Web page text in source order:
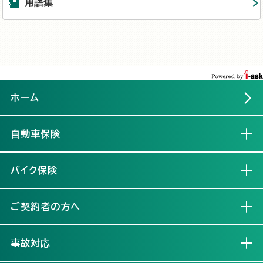
用語集
ホーム
自動車保険
バイク保険
ご契約者の方へ
事故対応